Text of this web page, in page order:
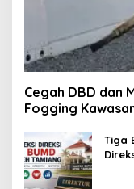
Cegah DBD dan
Fogging
Tiga